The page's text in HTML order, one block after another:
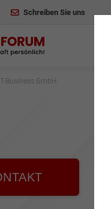
Schreiben Sie uns
Business GmbH